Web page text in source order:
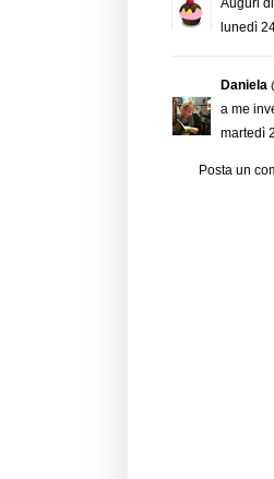
lunedì
Daniela
a me
martedì
Posta un